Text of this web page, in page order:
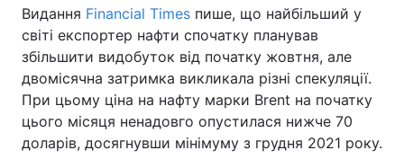
Видання Financial Times пише, що найбільший у
світі експортер нафти спочатку планував
збільшити видобуток від початку жовтня, але
двомісячна затримка викликала різні спекуляції.
При цьому ціна на нафту марки Brent на початку
цього місяця ненадовго опустилася нижче 70
доларів, досягнувши мінімуму з грудня 2021 року.